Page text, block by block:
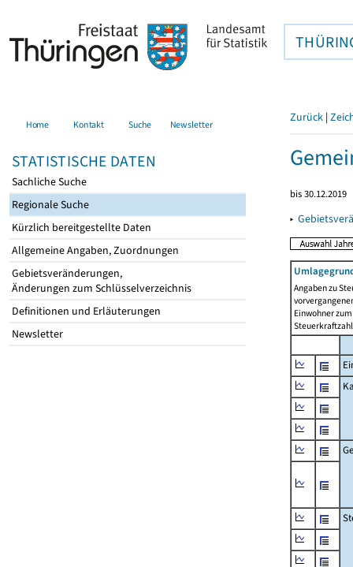
Home Kontakt Suche Newsletter
STATISTISCHE DATEN
Sachliche Suche
Regionale Suche
Kürzlich bereitgestellte Daten
Allgemeine Angaben, Zuordnungen
Gebietsveränderungen,
Änderungen zum Schlüsselverzeichnis
Definitionen und Erläuterungen
Newsletter
Zurück |
bis 30.12.2019
▸
Angaben zu
Einwohner